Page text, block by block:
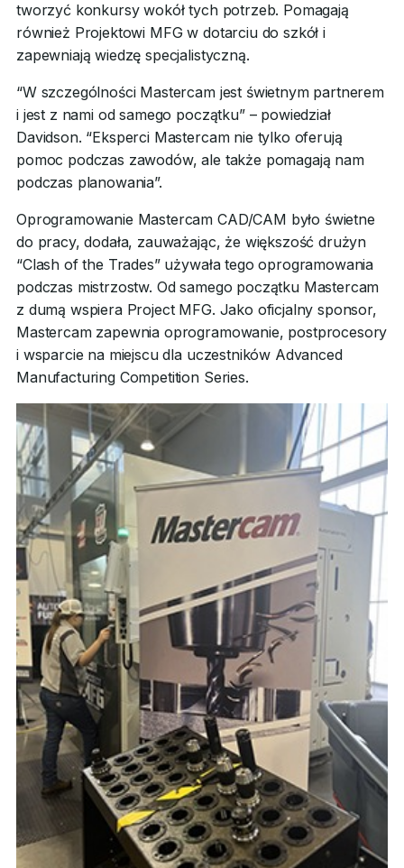
tworzyć konkursy wokół tych potrzeb. Pomagają
również Projektowi MFG w dotarciu do szkół i
zapewniają wiedzę specjalistyczną.
“W szczególności Mastercam jest świetnym partnerem
i jest z nami od samego początku” – powiedział
Davidson. “Eksperci Mastercam nie tylko oferują
pomoc podczas zawodów, ale także pomagają nam
podczas planowania”.
Oprogramowanie Mastercam CAD/CAM było świetne
do pracy, dodała, zauważając, że większość drużyn
“Clash of the Trades” używała tego oprogramowania
podczas mistrzostw. Od samego początku Mastercam
z dumą wspiera Project MFG. Jako oficjalny sponsor,
Mastercam zapewnia oprogramowanie, postprocesory
i wsparcie na miejscu dla uczestników Advanced
Manufacturing Competition Series.